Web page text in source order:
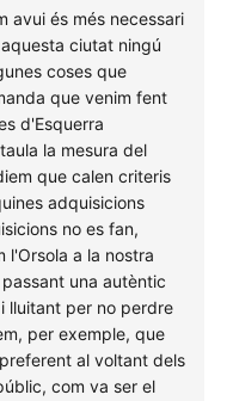
avui és més necessari
ciutat ningú
coses que
que venim fent
d'Esquerra
la mesura del
que calen criteris
adquisicions
no es fan,
l'Orsola a la nostra
una autèntic
lluitant per no perdre
per exemple, que
al voltant dels
com va ser el